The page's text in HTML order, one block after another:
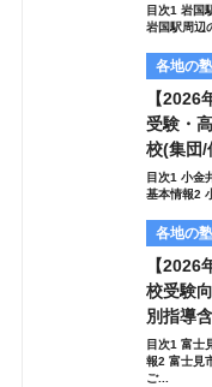
目次1 岩国
岩国駅周辺
各地の
【
受験・
校(集団/
目次1 小金
基本情報2
各地の
【
校受験
別指導
目次1 富士
報2 富士見
ご...